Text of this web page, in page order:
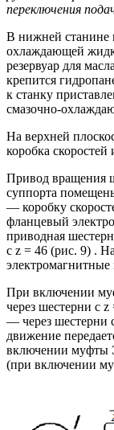
переключения
В нижней станине
охлаждающей
резервуар для
крепится
к станку
смазочно-
На верхней
коробка скоростей
Привод вращения
суппорта
— коробку
фланцевый
приводная
с z = 46 (рис. 9) .
При включении
через шестерни с
— через шестерни
движение
включении муфты
(при включении